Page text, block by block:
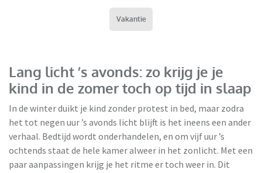
Vakantie
Lang licht ’s avonds: zo krijg je je
kind in de zomer toch op tijd in slaap
In de winter duikt je kind zonder protest in bed, maar zodra
het tot negen uur ’s avonds licht blijft is het ineens een ander
verhaal. Bedtijd wordt onderhandelen, en om vijf uur ’s
ochtends staat de hele kamer alweer in het zonlicht. Met een
paar aanpassingen krijg je het ritme er toch weer in. Dit